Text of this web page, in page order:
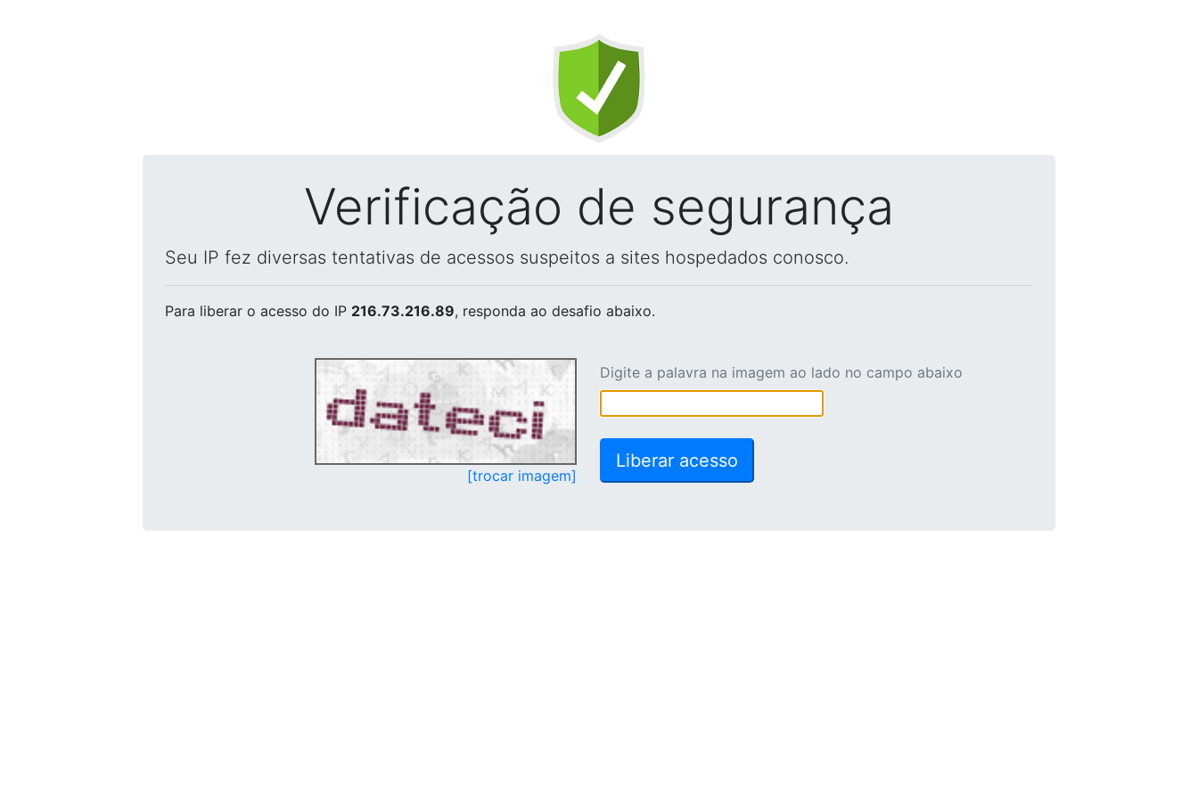
Verificação de segurança
Seu IP fez diversas tentativas de acessos suspeitos a sites hospedados conosco.
Para liberar o acesso do IP 216.73.216.89, responda ao desafio abaixo.
[trocar imagem]
Digite a palavra na imagem ao lado no campo abaixo